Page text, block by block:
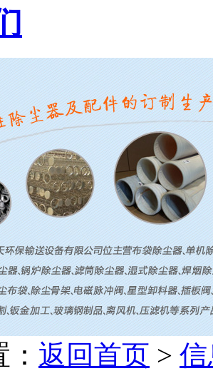
返回首页 >